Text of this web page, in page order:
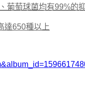
葡萄球菌均有99%的
達650種以上